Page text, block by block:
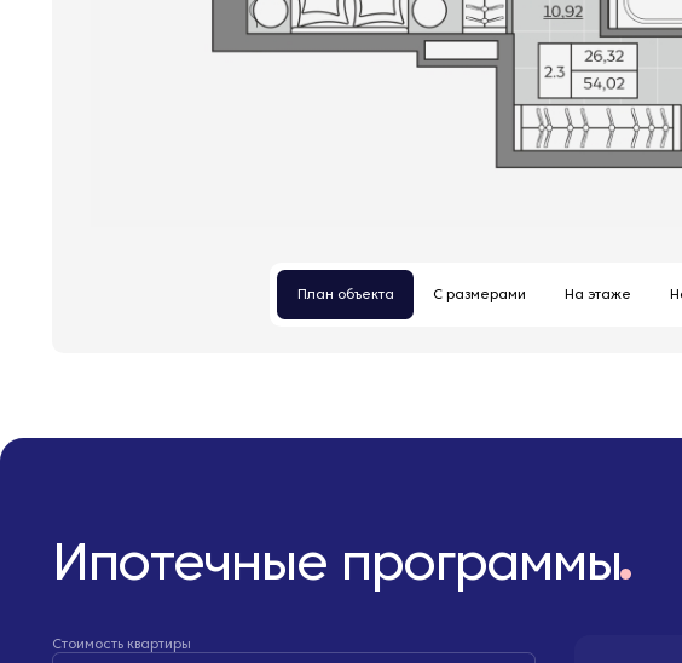
План объекта С размерами На этаже
Ипотечные программы
Стоимость квартиры